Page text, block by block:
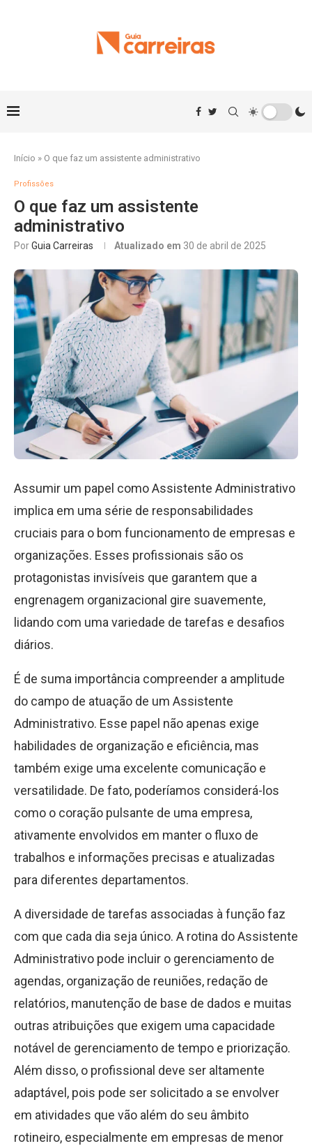
Início » O que faz um assistente administrativo
Profissões
O que faz um assistente
administrativo
PorGuia Carreiras Atualizado em 30 de abril de 2025
Assumir um papel como Assistente Administrativo
implica em uma série de responsabilidades
cruciais para o bom funcionamento de empresas e
organizações. Esses profissionais são os
protagonistas invisíveis que garantem que a
engrenagem organizacional gire suavemente,
lidando com uma variedade de tarefas e desafios
diários.
É de suma importância compreender a amplitude
do campo de atuação de um Assistente
Administrativo. Esse papel não apenas exige
habilidades de organização e eficiência, mas
também exige uma excelente comunicação e
versatilidade. De fato, poderíamos considerá-los
como o coração pulsante de uma empresa,
ativamente envolvidos em manter o fluxo de
trabalhos e informações precisas e atualizadas
para diferentes departamentos.
A diversidade de tarefas associadas à função faz
com que cada dia seja único. A rotina do Assistente
Administrativo pode incluir o gerenciamento de
agendas, organização de reuniões, redação de
relatórios, manutenção de base de dados e muitas
outras atribuições que exigem uma capacidade
notável de gerenciamento de tempo e priorização.
Além disso, o profissional deve ser altamente
adaptável, pois pode ser solicitado a se envolver
em atividades que vão além do seu âmbito
rotineiro, especialmente em empresas de menor